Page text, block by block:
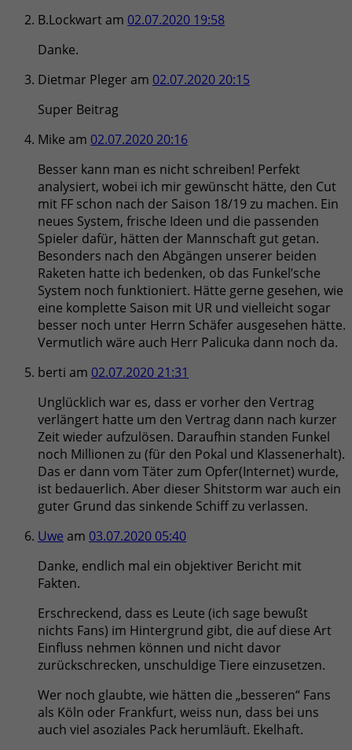
B.Lockwartam 02.07.2020 19:58
Danke.
Dietmar Pleger am 02.07.2020 20:15
Super Beitrag
Mike am 02.07.2020 20:16
Besser kann man es nicht schreiben! Perfekt
analysiert, wobei ich mir gewünscht hätte, den Cut
mit FF schon nach der Saison 18/19 zu machen. Ein
neues System, frische Ideen und die passenden
Spieler dafür, hätten der Mannschaft gut getan.
Besonders nach den Abgängen unserer beiden
Raketen hatte ich bedenken, ob das Funkel’sche
System noch funktioniert. Hätte gerne gesehen, wie
eine komplette Saison mit UR und vielleicht sogar
besser noch unter Herrn Schäfer ausgesehen hätte.
Vermutlich wäre auch Herr Palicuka dann noch da.
berti am 02.07.2020 21:31
Unglücklich war es, dass er vorher den Vertrag
verlängert hatte um den Vertrag dann nach kurzer
Zeit wieder aufzulösen. Daraufhin standen Funkel
noch Millionen zu (für den Pokal und Klassenerhalt).
Das er dann vom Täter zum Opfer(Internet) wurde,
ist bedauerlich. Aber dieser Shitstorm war auch ein
guter Grund das sinkende Schiff zu verlassen.
Uwe am 03.07.2020 05:40
Danke, endlich mal ein objektiver Bericht mit
Fakten.
Erschreckend, dass es Leute (ich sage bewußt
nichts Fans) im Hintergrund gibt, die auf diese Art
Einfluss nehmen können und nicht davor
zurückschrecken, unschuldige Tiere einzusetzen.
Wer noch glaubte, wie hätten die „besseren“ Fans
als Köln oder Frankfurt, weiss nun, dass bei uns
auch viel asoziales Pack herumläuft. Ekelhaft.